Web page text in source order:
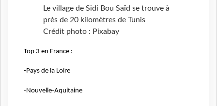
Le village de Sidi Bou Saïd se trouve à
près de 20 kilomètres de Tunis
Crédit photo : Pixabay
Top 3 en France :
-Pays de la Loire
-Nouvelle-Aquitaine